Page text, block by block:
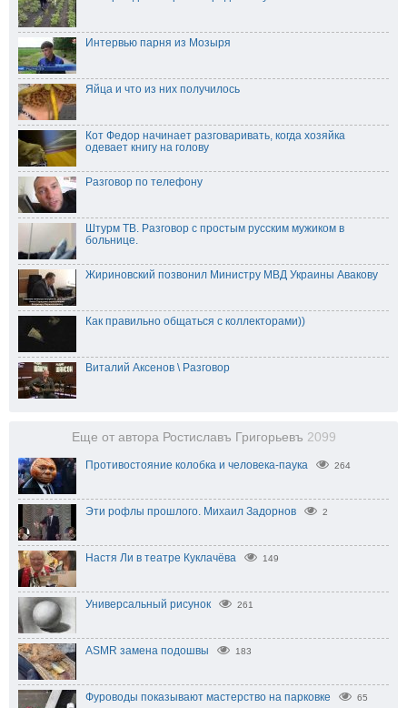
Интервью парня из Мозыря
Яйца и что из них получилось⁠⁠
Кот Федор начинает разговаривать, когда хозяйка
одевает книгу на голову
Разговор по телефону
Штурм ТВ. Разговор с простым русским мужиком в
больнице.
Жириновский позвонил Министру МВД Украины Авакову
Как правильно общаться с коллекторами))
Виталий Аксенов \ Разговор
Еще от автора Ростиславъ Григорьевъ 2099
Противостояние колобка и человека-паука 264
Эти рофлы прошлого. Михаил Задорнов 2
Настя Ли в театре Куклачёва 149
Универсальный рисунок 261
ASMR замена подошвы 183
Фуроводы показывают мастерство на парковке 65